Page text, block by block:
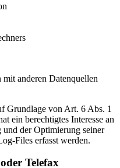
anderen Datenquellen
Grundlage von Art. 6 Abs. 1
ein berechtigtes Interesse an
der Optimierung seiner
Files erfasst werden.
Telefax